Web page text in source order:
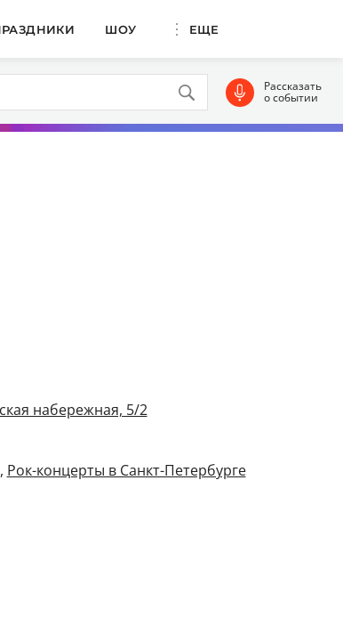
ШОУ ЕЩЕ
Рассказать
о событии
набережная, 5/2
, Рок-концерты в Санкт-Петербурге